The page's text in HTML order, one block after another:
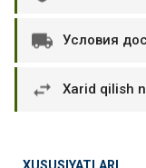
Условия
Xarid qilish